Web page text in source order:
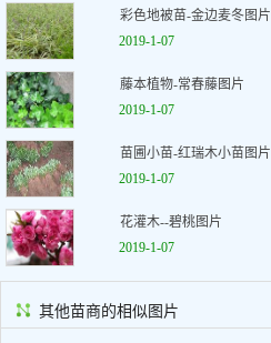
彩色地被苗-金边麦冬图片
2019-1-07
藤本植物-常春藤图片
2019-1-07
苗圃小苗-红瑞木小苗图片
2019-1-07
花灌木--碧桃图片
2019-1-07
其他苗商的相似图片